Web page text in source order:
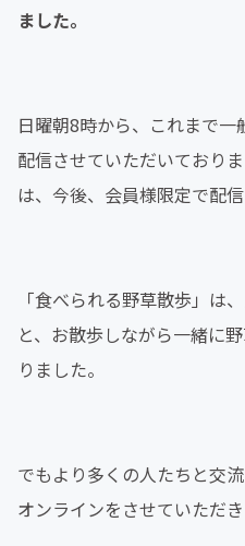
ました。
日曜朝8時から、これまで
配信させていただいており
は、今後、会員様限定で配
「食べられる野草散歩」は
と、お散歩しながら一緒に
りました。
でもより多くの人たちと交
オンラインをさせていただき